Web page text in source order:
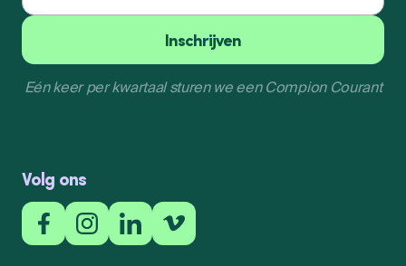
Inschrijven
Inschrijven
Eén keer per kwartaal sturen we een Compion Courant
Volg ons